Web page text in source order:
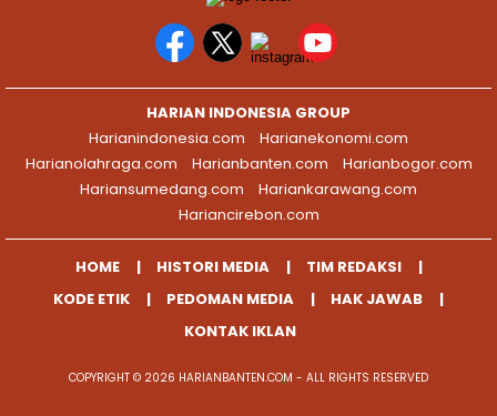
HARIAN INDONESIA GROUP
Harianindonesia.com
Harianekonomi.com
Harianolahraga.com
Harianbanten.com
Harianbogor.com
Hariansumedang.com
Hariankarawang.com
Hariancirebon.com
HOME HISTORI MEDIA
TIM REDAKSI
KODE ETIK
PEDOMAN MEDIA
HAK JAWAB
KONTAK IKLAN
COPYRIGHT © 2026 HARIANBANTEN.COM - ALL RIGHTS RESERVED